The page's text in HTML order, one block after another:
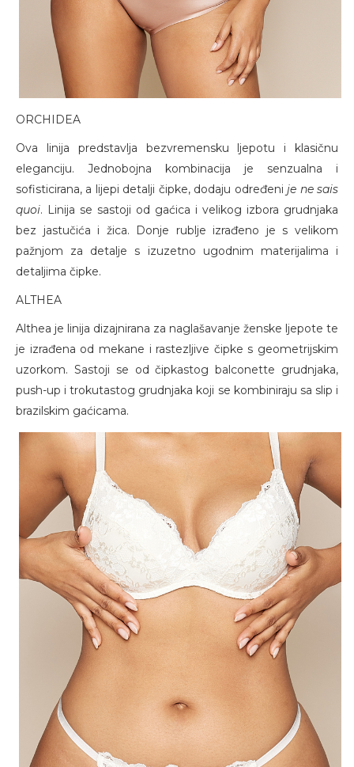
ORCHIDEA
Ova linija predstavlja bezvremensku ljepotu i klasičnu
eleganciju. Jednobojna kombinacija je senzualna i
sofisticirana, a lijepi detalji čipke, dodaju određenije ne sais
quoi. Linija se sastoji od gaćica i velikog izbora grudnjaka
bez jastučića i žica. Donje rublje izrađeno je s velikom
pažnjom za detalje s izuzetno ugodnim materijalima i
detaljima čipke.
ALTHEA
Althea je linija dizajnirana za naglašavanje ženske ljepote te
je izrađena od mekane i rastezljive čipke s geometrijskim
uzorkom. Sastoji se od čipkastog balconette grudnjaka,
push-up i trokutastog grudnjaka koji se kombiniraju sa slip i
brazilskim gaćicama.